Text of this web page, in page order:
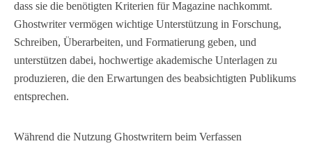
dass sie die benötigten Kriterien für Magazine nachkommt.
Ghostwriter vermögen wichtige Unterstützung in Forschung,
Schreiben, Überarbeiten, und Formatierung geben, und
unterstützen dabei, hochwertige akademische Unterlagen zu
produzieren, die den Erwartungen des beabsichtigten Publikums
entsprechen.
Während die Nutzung Ghostwritern beim Verfassen